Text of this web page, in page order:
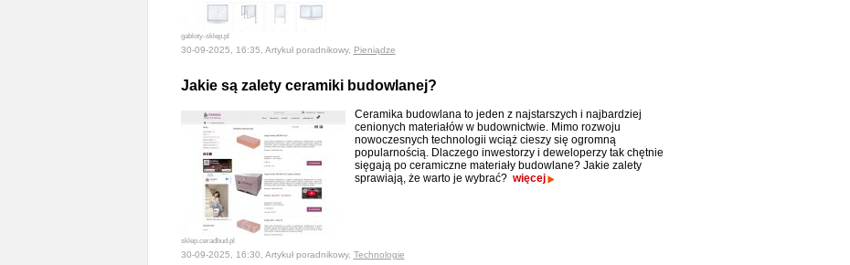
gabloty-sklep.pl
30-09-2025, 16:35, Artykuł poradnikowy, Pieniądze
Jakie są zalety ceramiki budowlanej?
sklep.ceradbud.pl
Ceramika budowlana to jeden z najstarszych i najbardziej
cenionych materiałów w budownictwie. Mimo rozwoju
nowoczesnych technologii wciąż cieszy się ogromną
popularnością. Dlaczego inwestorzy i deweloperzy tak chętnie
sięgają po ceramiczne materiały budowlane? Jakie zalety
sprawiają, że warto je wybrać? więcej
30-09-2025, 16:30, Artykuł poradnikowy, Technologie